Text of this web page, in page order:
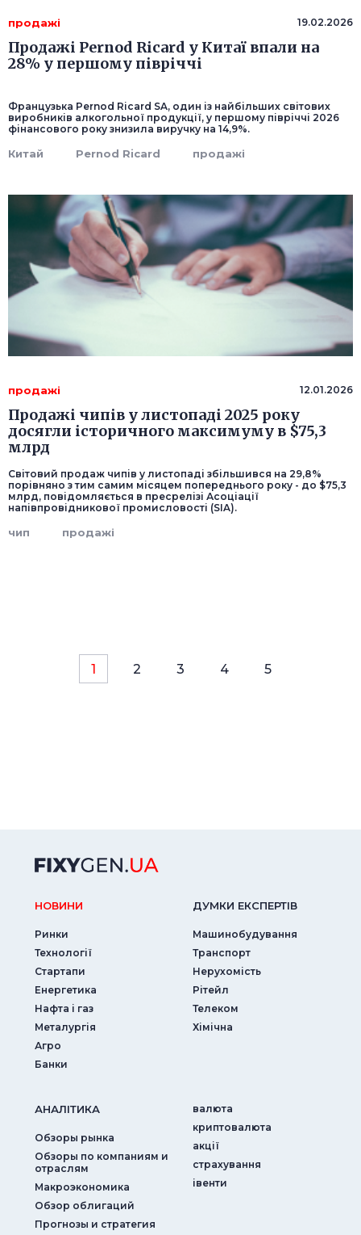
продажі 19.02.2026
Продажі Pernod Ricard у Китаї впали на
28% у першому півріччі
Французька Pernod Ricard SA, один із найбільших світових
виробників алкогольної продукції, у першому півріччі 2026
фінансового року знизила виручку на 14,9%.
Китай Pernod Ricard продажі
продажі 12.01.2026
Продажі чипів у листопаді 2025 року
досягли історичного максимуму в $75,3
млрд
Світовий продаж чипів у листопаді збільшився на 29,8%
порівняно з тим самим місяцем попереднього року - до $75,3
млрд, повідомляється в пресрелізі Асоціації
напівпровідникової промисловості (SIA).
чип продажі
1 2 3 4 5
НОВИНИ
Ринки
Технології
Стартапи
Енергетика
Нафта і газ
Металургія
Агро
Банки
ДУМКИ ЕКСПЕРТIВ
Машинобудування
Транспорт
Нерухомість
Рітейл
Телеком
Хімічна
АНАЛIТИКА
Обзоры рынка
Обзоры по компаниям и
отраслям
Макроэкономика
Обзор облигаций
Прогнозы и стратегия
валюта
криптовалюта
акції
страхування
iвенти